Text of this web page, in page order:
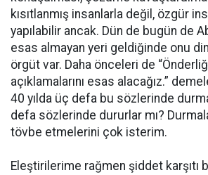
kısıtlanmış insanlarla değil, özgür
yapılabilir ancak. Dün de bugün de
esas almayan yeri geldiğinde onu
örgüt var. Daha önceleri de
açıklamalarını esas alacağız.”
40 yılda üç defa bu sözlerinde
defa sözlerinde dururlar mı?
tövbe etmelerini çok isterim.
Eleştirilerime rağmen şiddet karşıtı